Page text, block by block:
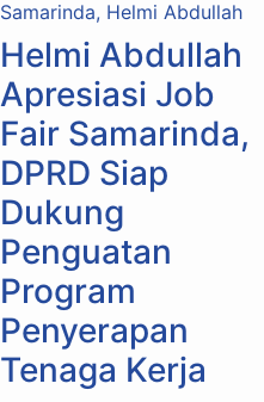
Helmi Abdullah
Apresiasi Job
Fair Samarinda,
DPRD Siap
Dukung
Penguatan
Program
Penyerapan
Tenaga Kerja